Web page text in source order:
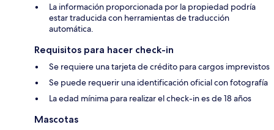
La información proporcionada por la propiedad podría
estar traducida con herramientas de traducción
automática.
Requisitos para hacer check-in
Se requiere una tarjeta de crédito para cargos imprevistos
Se puede requerir una identificación oficial con fotografía
La edad mínima para realizar el check-in es de 18 años
Mascotas